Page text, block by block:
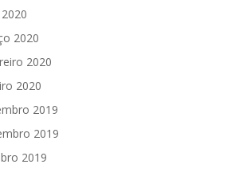
2020
2020
2020
2019
2019
2019